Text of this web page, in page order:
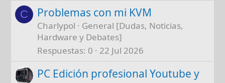
C Problemas con mi KVM
Charlypol
General [Dudas, Noticias,
Hardware y Debates]
Respuestas 0 22 Jul 2026
PC Edición profesional Youtube y